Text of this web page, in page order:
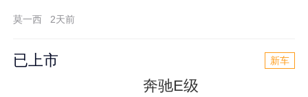
莫一西 2天前
已上市 新车
奔驰E级